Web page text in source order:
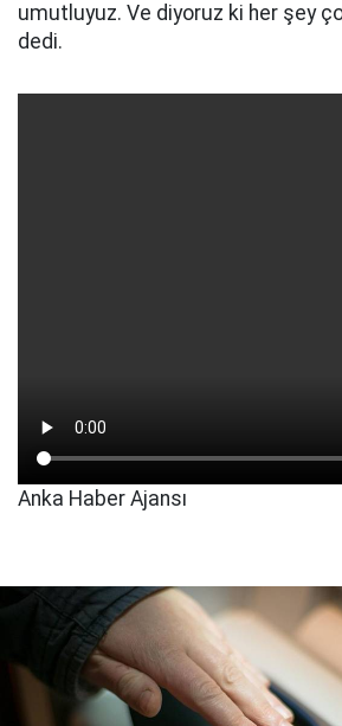
umutluyuz. Ve diyoruz ki her şey
dedi.
Anka Haber Ajansı